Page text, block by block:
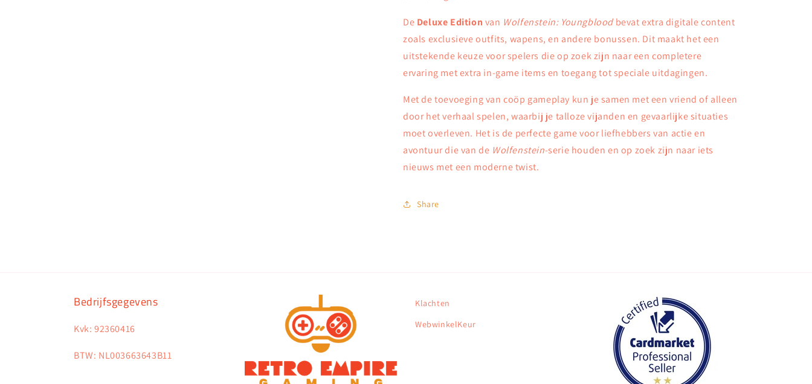
De Deluxe Edition van Wolfenstein: Youngblood bevat extra digitale content
zoals exclusieve outfits, wapens, en andere bonussen. Dit maakt het een
uitstekende keuze voor spelers die op zoek zijn naar een completere
ervaring met extra in-game items en toegang tot speciale uitdagingen.
Met de toevoeging van coöp gameplay kun je samen met een vriend of alleen
door het verhaal spelen, waarbij je talloze vijanden en gevaarlijke situaties
moet overleven. Het is de perfecte game voor liefhebbers van actie en
avontuur die van de Wolfenstein-serie houden en op zoek zijn naar iets
nieuws met een moderne twist.
Share
Bedrijfsgegevens
Kvk: 92360416
BTW: NL003663643B11
Klachten
WebwinkelKeur